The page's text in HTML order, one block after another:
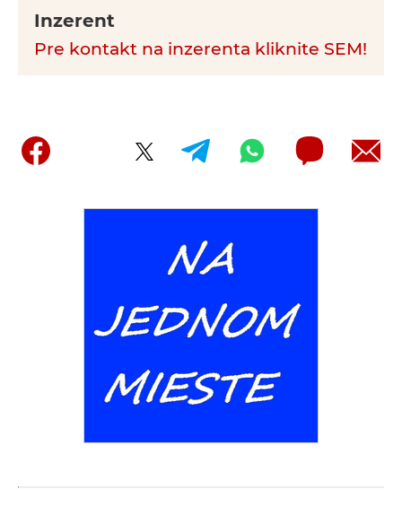
Inzerent
Pre kontakt na inzerenta kliknite SEM!